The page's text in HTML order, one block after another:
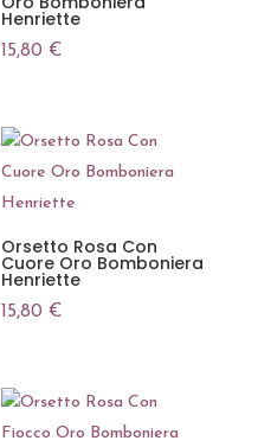
Henriette
15,80€
Orsetto Rosa Con
Cuore Oro Bomboniera
Henriette
15,80€